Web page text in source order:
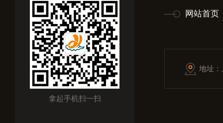
拿起手机扫一扫
网站首页
地址